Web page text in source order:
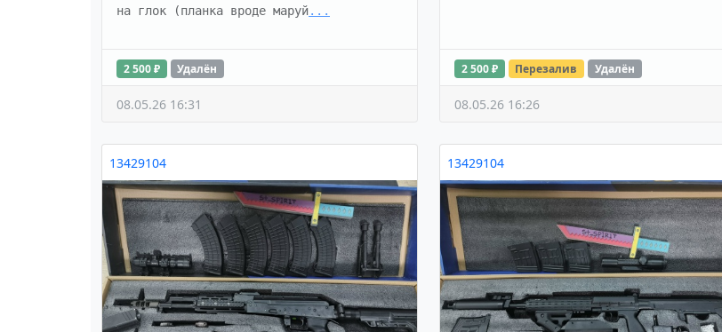
на глок (планка вроде маруй...
2 500 ₽ Удалён
08.05.26 16:31
2 500 ₽ Перезалив Удалён
08.05.26 16:26
13429104 13429104